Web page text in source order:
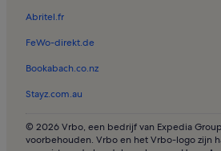
Abritel.fr
FeWo-direkt.de
Bookabach.co.nz
Stayz.com.au
© 2026 Vrbo, een bedrijf van Expedia
voorbehouden. Vrbo en het Vrbo-logo zijn